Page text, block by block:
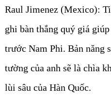
Raul Jimenez (Mexico):
ghi bàn thắng quý giá
trước Nam Phi. Bản năng
tường của anh sẽ là chìa
lùi sâu của Hàn Quốc.